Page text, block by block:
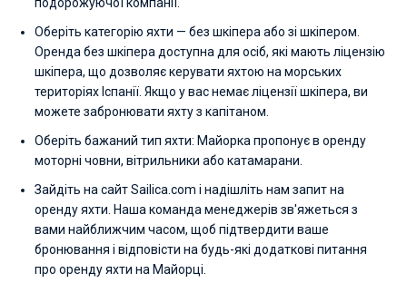
Оберіть категорію яхти — без шкіпера або зі шкіпером.
Оренда без шкіпера доступна для осіб, які мають ліцензію
шкіпера, що дозволяє керувати яхтою на морських
територіях Іспанії. Якщо у вас немає ліцензії шкіпера, ви
можете забронювати яхту з капітаном.
Оберіть бажаний тип яхти: Майорка пропонує в оренду
моторні човни, вітрильники або катамарани.
Зайдіть на сайт Sailica.com і надішліть нам запит на
оренду яхти. Наша команда менеджерів зв'яжеться з
вами найближчим часом, щоб підтвердити ваше
бронювання і відповісти на будь-які додаткові питання
про оренду яхти на Майорці.